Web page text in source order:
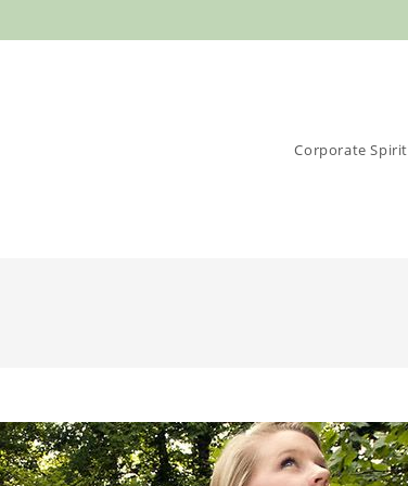
Corporate Spirit